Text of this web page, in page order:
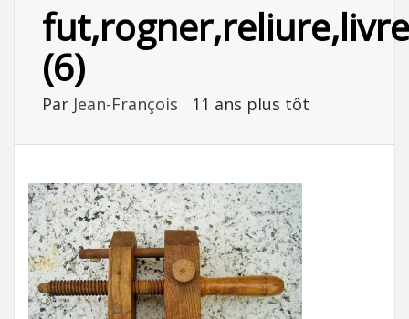
(6)
Par Jean-François 11 ans plus tôt